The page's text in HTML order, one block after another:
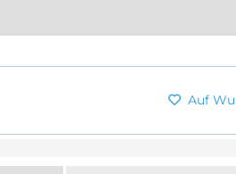
Auf